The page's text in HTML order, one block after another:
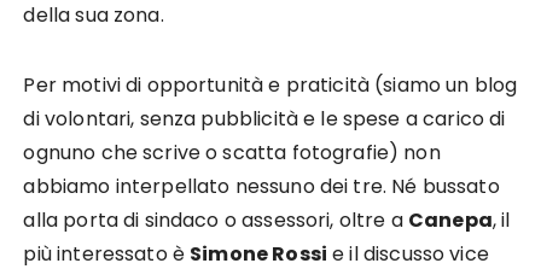
della sua zona.
Per motivi di opportunità e praticità (siamo un blog
di volontari, senza pubblicità e le spese a carico di
ognuno che scrive o scatta fotografie) non
abbiamo interpellato nessuno dei tre. Né bussato
alla porta di sindaco o assessori, oltre a Canepa, il
più interessato è Simone Rossi e il discusso vice